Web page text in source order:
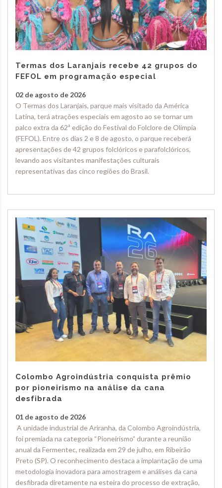
Termas dos Laranjais recebe 42 grupos do
FEFOL em programação especial
02 de agosto de 2026
O Termas dos Laranjais, parque mais visitado da América
Latina, terá atrações especiais em agosto ao se tornar um
palco extra da 62ª edição do Festival do Folclore de Olímpia
(FEFOL). Entre os dias 2 e 8 de agosto, o parque receberá
apresentações de 42 grupos folclóricos e parafolclóricos,
levando aos visitantes manifestações culturais
representativas das cinco regiões do Brasil.
Colombo Agroindústria conquista prêmio
por pioneirismo na análise da cana
desfibrada
01 de agosto de 2026
A unidade industrial de Ariranha, da Colombo Agroindústria,
foi premiada na categoria “Pioneirismo” durante a reunião
anual da Fermentec, realizada em 29 de julho, em Ribeirão
Preto (SP). O reconhecimento destaca a implantação de uma
metodologia inovadora para amostragem e análises da cana
desfibrada diretamente na esteira do processo de extração,